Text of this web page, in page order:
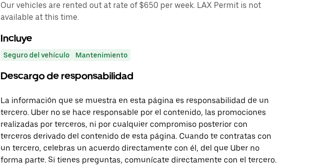
Our vehicles are rented out at rate of $650 per week. LAX Permit is not
available at this time.
Incluye
Seguro del vehículo Mantenimiento
Descargo de responsabilidad
La información que se muestra en esta página es responsabilidad de un
tercero. Uber no se hace responsable por el contenido, las promociones
realizadas por terceros, ni por cualquier compromiso posterior con
terceros derivado del contenido de esta página. Cuando te contratas con
un tercero, celebras un acuerdo directamente con él, del que Uber no
forma parte. Si tienes preguntas, comunícate directamente con el tercero.